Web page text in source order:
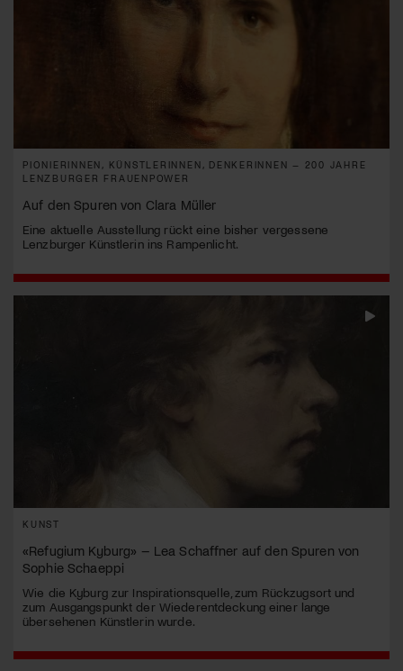
PIONIERINNEN, KÜNSTLERINNEN, DENKERINNEN – 200 JAHRE
LENZBURGER FRAUENPOWER
Auf den Spuren von Clara Müller
Eine aktuelle Ausstellung rückt eine bisher vergessene
Lenzburger Künstlerin ins Rampenlicht.
KUNST
«Refugium Kyburg» – Lea Schaffner auf den Spuren von
Sophie Schaeppi
Wie die Kyburg zur Inspirationsquelle, zum Rückzugsort und
zum Ausgangspunkt der Wiederentdeckung einer lange
übersehenen Künstlerin wurde.